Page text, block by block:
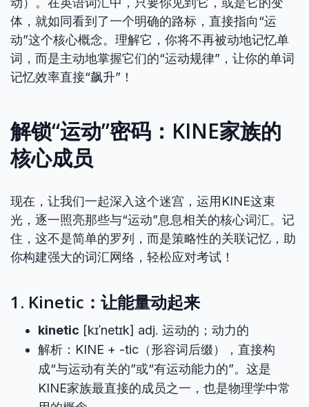
体，就如同看到了一个明确的路标，直接指向“运
动”这个核心概念。理解它，你将不再被动地记忆单
词，而是主动地掌握它们的“运动规律”，让你的单词
记忆效率直接“飙升”！
解锁“运动”密码：KINE家族的
核心成员
现在，让我们一起深入这个迷宫，运用KINE这束
光，逐一照亮那些与“运动”息息相关的核心词汇。记
住，这不是简单的罗列，而是策略性的关联记忆，助
你构建强大的词汇网络，轻松应对考试！
1. Kinetic：让能量动起来
kinetic [kɪˈnetɪk] adj. 运动的；动力的
解析：KINE + -tic（形容词后缀），直接构
成“与运动有关的”或“有运动能力的”。这是
KINE家族最直接的成员之一，也是物理学中常